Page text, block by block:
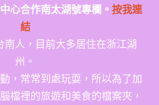
心合作南太湖號專欄。 按我連
結
人，目前大多居住在浙江湖
州。
，常常到處玩耍，所以為了加
檔裡的旅遊和美食的檔案夾，